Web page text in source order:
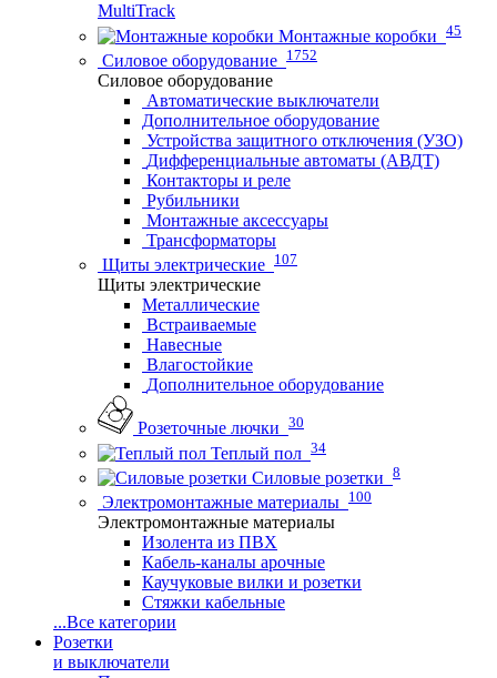
MultiTrack
Монтажные коробки 45
Силовое оборудование 1752
Силовое оборудование
Автоматические выключатели
Дополнительное оборудование
Устройства защитного отключения (УЗО)
Дифференциальные автоматы (АВДТ)
Контакторы и реле
Рубильники
Монтажные аксессуары
Трансформаторы
Щиты электрические 107
Щиты электрические
Металлические
Встраиваемые
Навесные
Влагостойкие
Дополнительное оборудование
Розеточные лючки 30
Теплый пол 34
Силовые розетки 8
Электромонтажные материалы 100
Электромонтажные материалы
Изолента из ПВХ
Кабель-каналы арочные
Каучуковые вилки и розетки
Стяжки кабельные
...Все категории
Розетки
и выключатели